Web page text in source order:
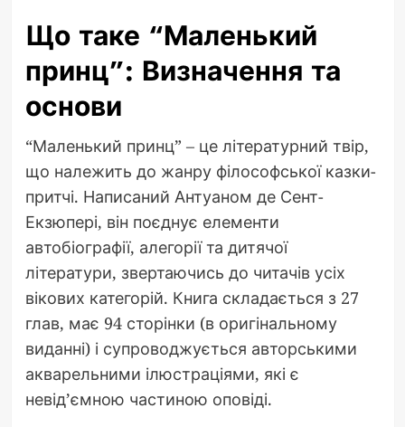
Що таке “Маленький
принц”: Визначення та
основи
“Маленький принц” – це літературний твір,
що належить до жанру філософської казки-
притчі. Написаний Антуаном де Сент-
Екзюпері, він поєднує елементи
автобіографії, алегорії та дитячої
літератури, звертаючись до читачів усіх
вікових категорій. Книга складається з 27
глав, має 94 сторінки (в оригінальному
виданні) і супроводжується авторськими
акварельними ілюстраціями, які є
невід’ємною частиною оповіді.